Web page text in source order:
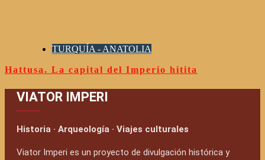
TURQUÍA - ANATOLIA
Hattusa. La capital del Imperio hitita
VIATOR IMPERI
Historia · Arqueología · Viajes culturales
Viator Imperi es un proyecto de divulgación histórica y